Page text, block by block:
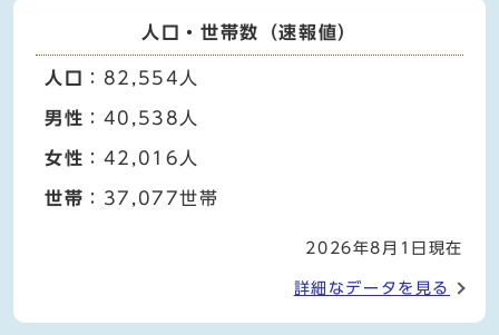
人口・世帯数（速報値）
人口 ：82,554人
男性 ：40,538人
女性 ：42,016人
世帯 ：37,077世帯
2026年8月1日現在
詳細なデータを見る